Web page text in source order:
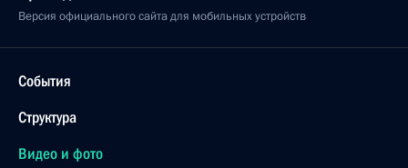
Версия официального сайта для мобильных устройств
События
Структура
Видео и фото